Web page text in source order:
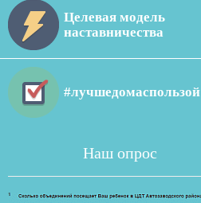
Целевая модель
наставничества
#лучшедомаспользой
Наш опрос